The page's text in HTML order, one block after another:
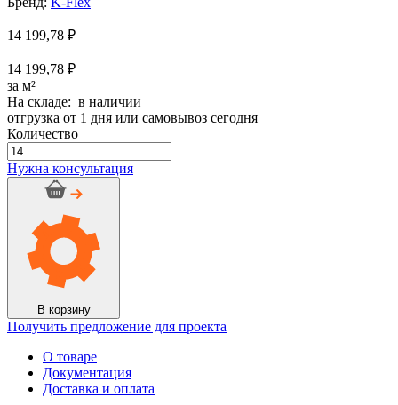
14 199,78 ₽
14 199,78 ₽
за м²
На складе: в наличии
отгрузка от 1 дня или самовывоз сегодня
Количество
Количество
товара
Рулон
CLAD
13/1000-
14
Нужна консультация
В корзину
Получить предложение для проекта
О товаре
Документация
Доставка и оплата